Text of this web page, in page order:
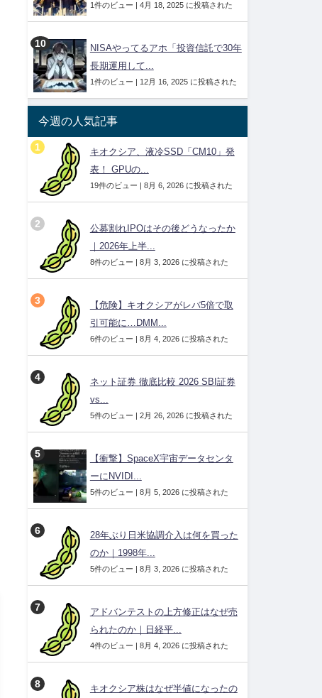
1件のビュー | 4月 18, 2025 に投稿された
NISAやってるアホ「投資信託で30年
長期運用して...
1件のビュー | 12月 16, 2025 に投稿された
今週の人気記事
キオクシア、液冷SSD「CM10」発
表！ GPUの...
19件のビュー | 8月 6, 2026 に投稿された
公募割れIPOはその後どうなったか
｜2026年上半...
8件のビュー | 8月 3, 2026 に投稿された
【危険】キオクシアがレバ5倍で取
引可能に…DMM...
6件のビュー | 8月 4, 2026 に投稿された
ネット証券 徹底比較 2026 SBI証券
vs...
5件のビュー | 2月 26, 2026 に投稿された
【衝撃】SpaceX宇宙データセンタ
ーにNVIDI...
5件のビュー | 8月 5, 2026 に投稿された
28年ぶり日米協調介入は何を買った
のか｜1998年...
5件のビュー | 8月 3, 2026 に投稿された
アドバンテストの上方修正はなぜ売
られたのか｜日経平...
4件のビュー | 8月 4, 2026 に投稿された
キオクシア株はなぜ半値になったの